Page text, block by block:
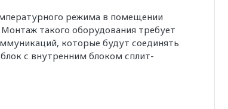
режима в помещении
такого оборудования требует
которые будут соединять
с внутренним блоком сплит-